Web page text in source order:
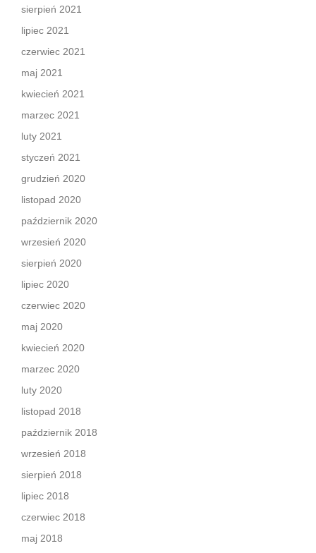
sierpień 2021
lipiec 2021
czerwiec 2021
maj 2021
kwiecień 2021
marzec 2021
luty 2021
styczeń 2021
grudzień 2020
listopad 2020
październik 2020
wrzesień 2020
sierpień 2020
lipiec 2020
czerwiec 2020
maj 2020
kwiecień 2020
marzec 2020
luty 2020
listopad 2018
październik 2018
wrzesień 2018
sierpień 2018
lipiec 2018
czerwiec 2018
maj 2018